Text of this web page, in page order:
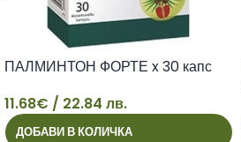
ПАЛМИНТОН ФОРТЕ x 30 капс
11.68€ / 22.84 лв.
ДОБАВИ В КОЛИЧКА